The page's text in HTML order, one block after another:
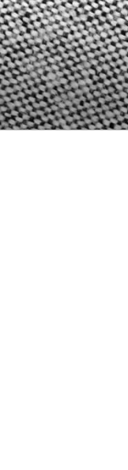
Aller
au
contenu
principal